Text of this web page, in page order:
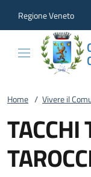
Regione Veneto
Home / Vivere il
TACCHI